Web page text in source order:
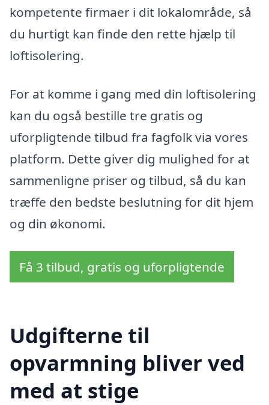
kompetente firmaer i dit lokalområde, så
du hurtigt kan finde den rette hjælp til
loftisolering.
For at komme i gang med din loftisolering
kan du også bestille tre gratis og
uforpligtende tilbud fra fagfolk via vores
platform. Dette giver dig mulighed for at
sammenligne priser og tilbud, så du kan
træffe den bedste beslutning for dit hjem
og din økonomi.
Få 3 tilbud, gratis og uforpligtende
Udgifterne til
opvarmning bliver ved
med at stige